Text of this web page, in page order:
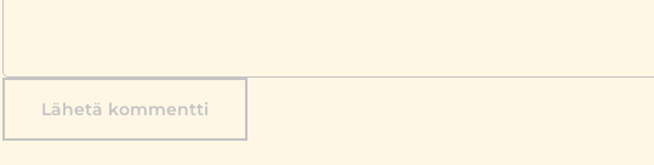
Lähetä kommentti